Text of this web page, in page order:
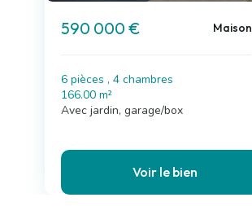
590 000 € Maison
6 pièces , 4 chambres
166.00 m²
Avec jardin, garage/box
Voir le bien